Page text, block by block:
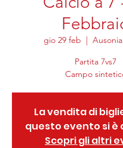
gio 29 feb
  |
Partita 7vs7
Campo
La vendita di
questo evento si è
Scopri gli altri